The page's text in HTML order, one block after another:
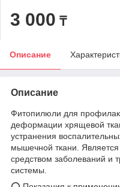
3 000 ₸
Описание
Описание
Фитопилюли для
деформации хрящевой
устранения
мышечной ткани.
средством заболеваний и
системы.